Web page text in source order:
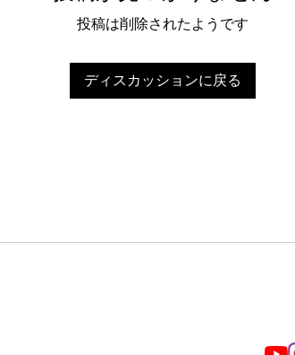
投稿は削除されたようです
ディスカッションに戻る